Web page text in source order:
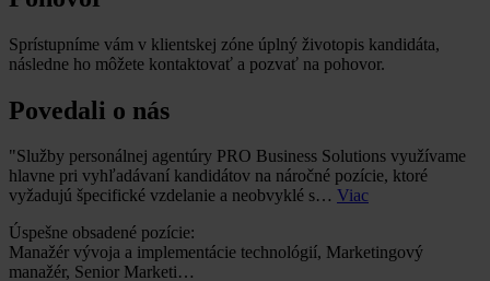
Sprístupníme vám v klientskej zóne úplný životopis kandidáta,
následne ho môžete kontaktovať a pozvať na pohovor.
Povedali o nás
"Služby personálnej agentúry PRO Business Solutions využívame
hlavne pri vyhľadávaní kandidátov na náročné pozície, ktoré
vyžadujú špecifické vzdelanie a neobvyklé s… Viac
Úspešne obsadené pozície:
Manažér vývoja a implementácie technológií, Marketingový
manažér, Senior Marketi…